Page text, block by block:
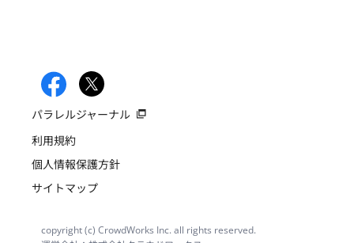
パラレルジャーナル
利用規約
個人情報保護方針
サイトマップ
copyright (c) CrowdWorks Inc. all rights reserved.